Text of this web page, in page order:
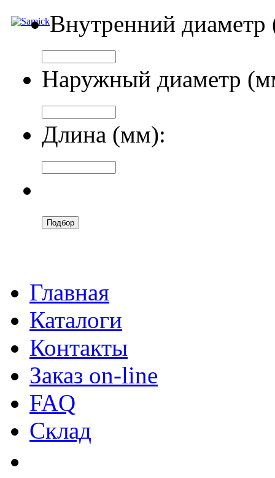
Внутренний
Наружный диаметр
Длина (мм):
Главная
Каталоги
Контакты
Заказ on-line
FAQ
Склад